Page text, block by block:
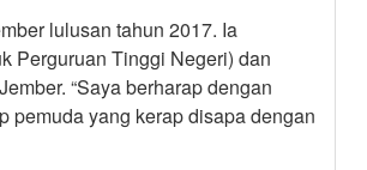
lulusan tahun 2017. Ia
Perguruan Tinggi Negeri) dan
“Saya berharap dengan
pemuda yang kerap disapa dengan